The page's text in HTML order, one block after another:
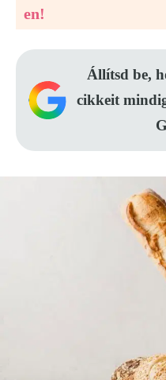
en!
Állítsd be,
cikkeit